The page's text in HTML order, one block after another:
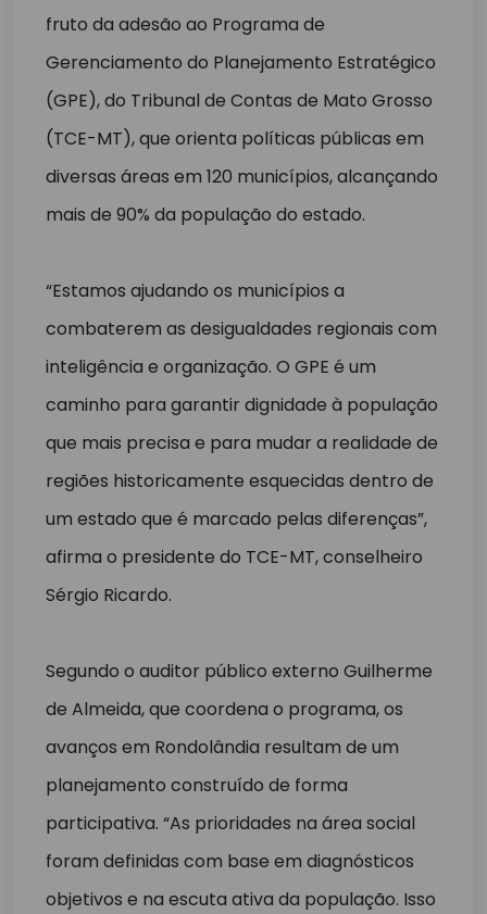
fruto da adesão ao Programa de
Gerenciamento do Planejamento Estratégico
(GPE), do Tribunal de Contas de Mato Grosso
(TCE-MT), que orienta políticas públicas em
diversas áreas em 120 municípios, alcançando
mais de 90% da população do estado.
“Estamos ajudando os municípios a
combaterem as desigualdades regionais com
inteligência e organização. O GPE é um
caminho para garantir dignidade à população
que mais precisa e para mudar a realidade de
regiões historicamente esquecidas dentro de
um estado que é marcado pelas diferenças”,
afirma o presidente do TCE-MT, conselheiro
Sérgio Ricardo.
Segundo o auditor público externo Guilherme
de Almeida, que coordena o programa, os
avanços em Rondolândia resultam de um
planejamento construído de forma
participativa. “As prioridades na área social
foram definidas com base em diagnósticos
objetivos e na escuta ativa da população. Isso